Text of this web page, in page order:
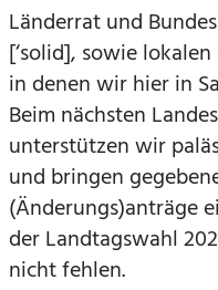
Länderrat und
[‘solid], sowie
in denen wir hier in
Beim nächsten
unterstützen wir
und bringen
(Änderungs)anträge
der Landtagswahl
nicht fehlen.